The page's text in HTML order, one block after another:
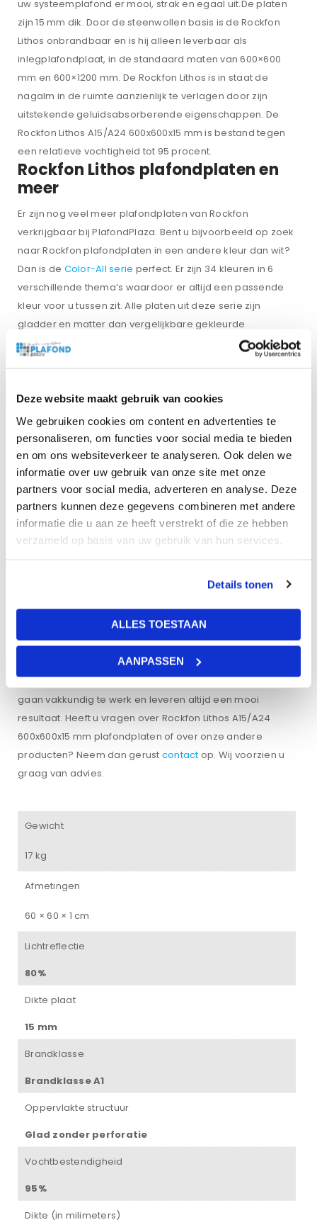
Deze website maakt gebruik van cookies
We gebruiken cookies om content en advertenties te
personaliseren, om functies voor social media te bieden
en om ons websiteverkeer te analyseren. Ook delen we
informatie over uw gebruik van onze site met onze
partners voor social media, adverteren en analyse. Deze
partners kunnen deze gegevens combineren met andere
informatie die u aan ze heeft verstrekt of die ze hebben
verzameld op basis van uw gebruik van hun services.
Details tonen
ALLES TOESTAAN
AANPASSEN
uw systeemplafond er mooi, strak en egaal uit.De platen
zijn 15 mm dik. Door de steenwollen basis is de Rockfon
Lithos onbrandbaar en is hij alleen leverbaar als
inlegplafondplaat, in de standaard maten van 600×600
mm en 600×1200 mm. De Rockfon Lithos is in staat de
nagalm in de ruimte aanzienlijk te verlagen door zijn
uitstekende geluidsabsorberende eigenschappen. De
Rockfon Lithos A15/A24 600x600x15 mm is bestand tegen
een relatieve vochtigheid tot 95 procent.
Rockfon Lithos plafondplaten en
meer
Er zijn nog veel meer plafondplaten van Rockfon
verkrijgbaar bij PlafondPlaza. Bent u bijvoorbeeld op zoek
naar Rockfon plafondplaten in een andere kleur dan wit?
Dan is de Color-All serie perfect. Er zijn 34 kleuren in 6
verschillende thema’s waardoor er altijd een passende
kleur voor u tussen zit. Alle platen uit deze serie zijn
gladder en matter dan vergelijkbare gekleurde
plafondplaten. Hierdoor hebben ze een hoge
kleurechtheid.
plafondplaten van Rockfon, maar ook van merken als
Armstrong, Ecophon Eurocoustic
. Keuze te over
dus. U vindt bij ons altijd platen die passend zijn voor de
ruimte waar ze in moeten komen. Maak uw plafond echt
compleet met de diverse soortenLED-verlichtingdie wij
bieden.
Rockfon Lithos A15/A24
600x600x15 mm plafondplaten
bestellen
binnen 24 uur in huis hebben, mits ze voorradig zijn.
Voorwaarde is wel dat de bestelling op een werkdag
voor 12:00 uur is geplaatst en dat de volgende dag ook
een werkdag is. Bent u zelf niet echt een klusser? Wij
bieden ook de mogelijkheid om de bestelde producten
door onze monteurs te laten monteren. Onze specialisten
gaan vakkundig te werk en leveren altijd een mooi
resultaat. Heeft u vragen over Rockfon Lithos A15/A24
600x600x15 mm plafondplaten of over onze andere
producten? Neem dan gerust contact op. Wij voorzien u
graag van advies.
Gewicht
17 kg
Afmetingen
60 × 60 × 1 cm
Lichtreflectie
80%
Dikte plaat
15 mm
Brandklasse
Brandklasse A1
Oppervlakte structuur
Glad zonder perforatie
Vochtbestendigheid
95%
Dikte (in milimeters)